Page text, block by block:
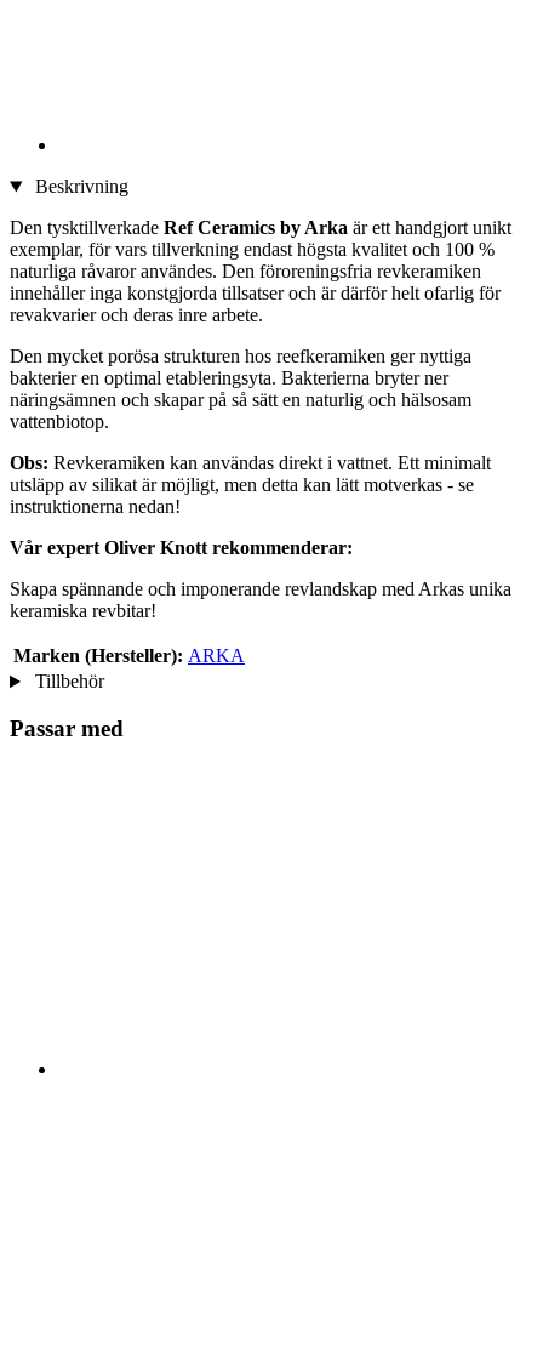
Beskrivning
Den tysktillverkade Ref Ceramics by Arka är ett handgjort unikt
exemplar, för vars tillverkning endast högsta kvalitet och 100 %
naturliga råvaror användes. Den föroreningsfria revkeramiken
innehåller inga konstgjorda tillsatser och är därför helt ofarlig för
revakvarier och deras inre arbete.
Den mycket porösa strukturen hos reefkeramiken ger nyttiga
bakterier en optimal etableringsyta. Bakterierna bryter ner
näringsämnen och skapar på så sätt en naturlig och hälsosam
vattenbiotop.
Obs: Revkeramiken kan användas direkt i vattnet. Ett minimalt
utsläpp av silikat är möjligt, men detta kan lätt motverkas - se
instruktionerna nedan!
Vår expert Oliver Knott rekommenderar:
Skapa spännande och imponerande revlandskap med Arkas unika
keramiska revbitar!
Marken (Hersteller): ARKA
Tillbehör
Passar med